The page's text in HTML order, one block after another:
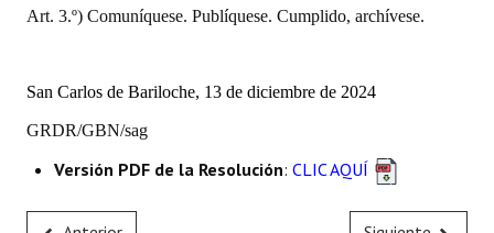
Audiencias Públicas - Registro
Periodistas Decanos - Registro
Ciudadano Ilustre - Registro
Banca del Vecino - Registro
Art. 3.º) Comuníquese. Publíquese. Cumplido, archívese.
San Carlos de Bariloche, 13 de diciembre de 2024
GRDR/GBN/sag
Versión PDF de la Resolución: CLIC AQUÍ